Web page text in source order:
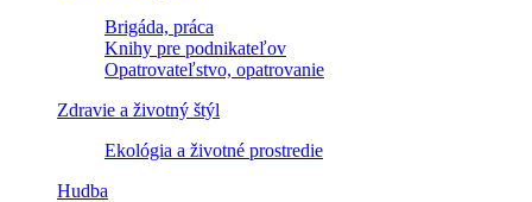
Brigáda, práca
Knihy pre podnikateľov
Opatrovateľstvo, opatrovanie
Zdravie a životný štýl
Ekológia a životné prostredie
Hudba